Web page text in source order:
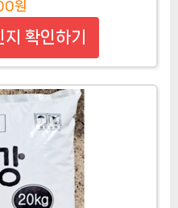
원
확인하기